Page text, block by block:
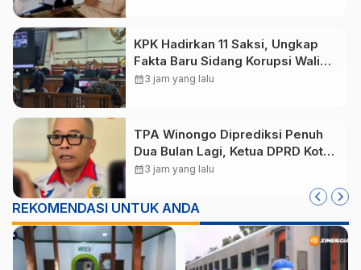
KPK Hadirkan 11 Saksi, Ungkap
Fakta Baru Sidang Korupsi Wali
Kota Madiun Nonaktif Maidi
calendar_month3 jam yang lalu
TPA Winongo Diprediksi Penuh
Dua Bulan Lagi, Ketua DPRD Kota
Madiun Desak Pemkot Percepat
calendar_month3 jam yang lalu
REKOMENDASI UNTUK ANDA